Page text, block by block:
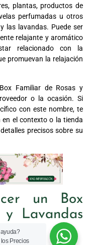
plantas, productos de
perfumadas u otros
las lavandas. Puede ser
relajante y aromático
relacionado con la
promuevan la relajación
Familiar de Rosas y
o la ocasión. Si
con este nombre, te
el contexto o la tienda
precisos sobre su
un Box
y Lavandas
Precios